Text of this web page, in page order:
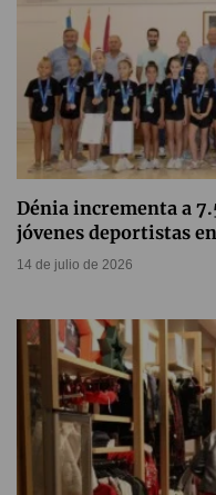
Dénia incrementa a
jóvenes deportistas
14 de julio de 2026